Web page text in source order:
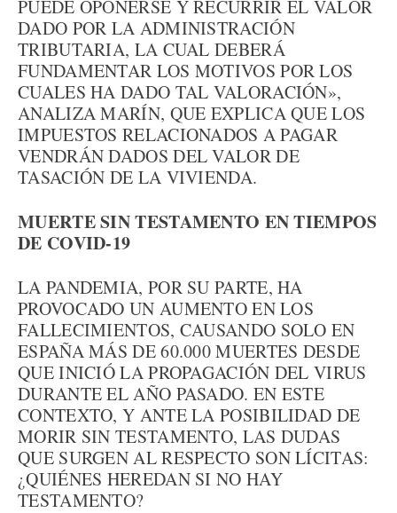
PUEDE OPONERSE Y RECURRIR EL VALOR
DADO POR LA ADMINISTRACIÓN
TRIBUTARIA, LA CUAL DEBERÁ
FUNDAMENTAR LOS MOTIVOS POR LOS
CUALES HA DADO TAL VALORACIÓN»,
ANALIZA MARÍN, QUE EXPLICA QUE LOS
IMPUESTOS RELACIONADOS A PAGAR
VENDRÁN DADOS DEL VALOR DE
TASACIÓN DE LA VIVIENDA.
MUERTE SIN TESTAMENTO EN TIEMPOS
DE COVID-19
LA PANDEMIA, POR SU PARTE, HA
PROVOCADO UN AUMENTO EN LOS
FALLECIMIENTOS, CAUSANDO SOLO EN
ESPAÑA MÁS DE 60.000 MUERTES DESDE
QUE INICIÓ LA PROPAGACIÓN DEL VIRUS
DURANTE EL AÑO PASADO. EN ESTE
CONTEXTO, Y ANTE LA POSIBILIDAD DE
MORIR SIN TESTAMENTO, LAS DUDAS
QUE SURGEN AL RESPECTO SON LÍCITAS:
¿QUIÉNES HEREDAN SI NO HAY
TESTAMENTO?